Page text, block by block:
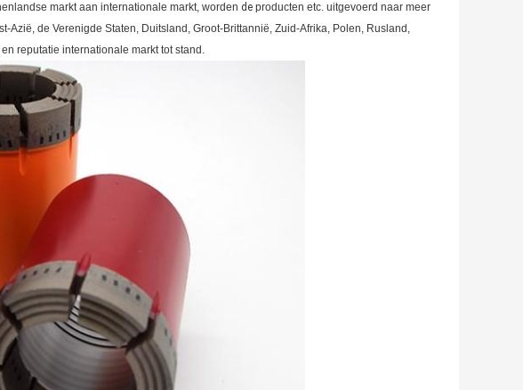
markt aan internationale markt, worden de producten etc. uitgevoerd naar meer
de Verenigde Staten, Duitsland, Groot-Brittannië, Zuid-Afrika, Polen, Rusland,
reputatie internationale markt tot stand.